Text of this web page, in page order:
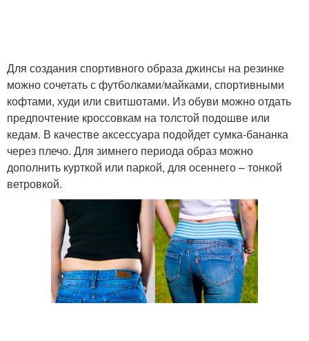
Для создания спортивного образа джинсы на резинке
можно сочетать с футболками/майками, спортивными
кофтами, худи или свитшотами. Из обуви можно отдать
предпочтение кроссовкам на толстой подошве или
кедам. В качестве аксессуара подойдет сумка-бананка
через плечо. Для зимнего периода образ можно
дополнить курткой или паркой, для осеннего – тонкой
ветровкой.